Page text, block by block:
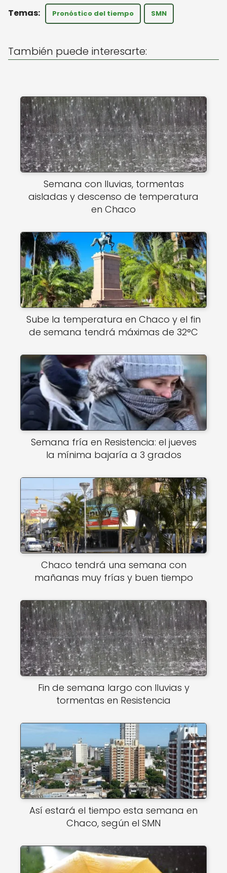
a
A
p
c
e
o
k
ai
l
Pronóstico del tiempo SMN
También puede interesarte:
Semana con lluvias, tormentas
aisladas y descenso de temperatura
en Chaco
Sube la temperatura en Chaco y el fin
de semana tendrá máximas de 32°C
Semana fría en Resistencia: el jueves
la mínima bajaría a 3 grados
Chaco tendrá una semana con
mañanas muy frías y buen tiempo
Fin de semana largo con lluvias y
tormentas en Resistencia
Así estará el tiempo esta semana en
Chaco, según el SMN